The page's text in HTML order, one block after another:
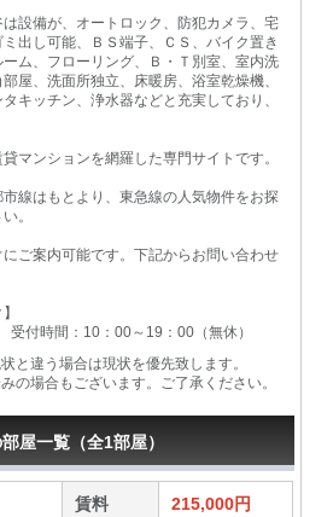
設備が、オートロック、防犯カメラ、宅
出し可能、ＢＳ端子、ＣＳ、バイク置き
ム、フローリング、Ｂ・Ｔ別室、室内洗
屋、洗面所独立、床暖房、浴室乾燥機、
キッチン、浄水器などと充実しており、
マンションを網羅した専門サイトです。
線はもとより、東急線の人気物件をお探
。
ご案内可能です。下記からお問い合わせ
付時間：10：00～19：00（無休）
と違う場合は現状を優先致します。
の場合もございます。ご了承ください。
屋一覧（全1部屋）
賃料 215,000円